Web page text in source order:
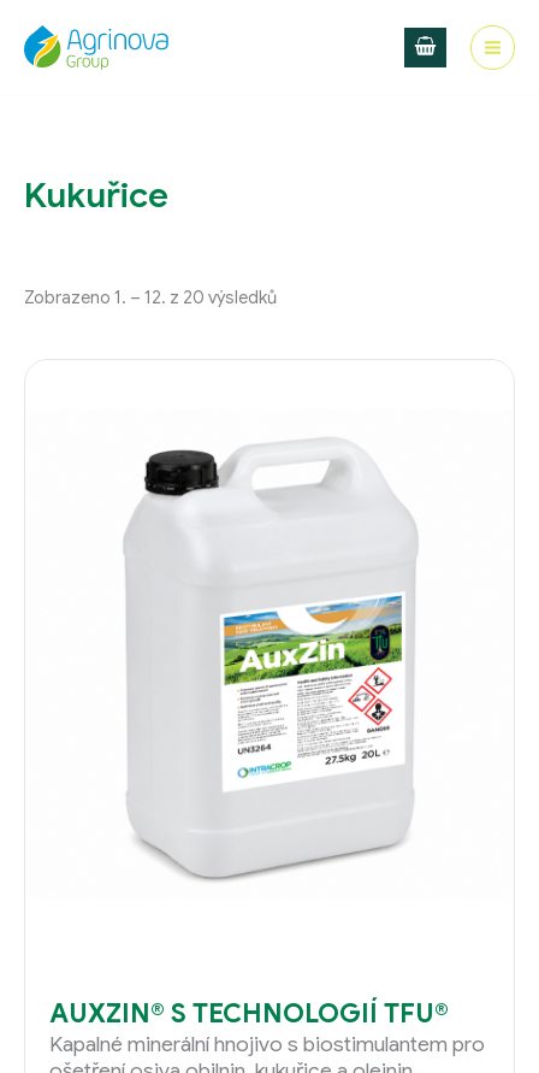
obsah
Kukuřice
Zobrazeno 1. – 12. z 20 výsledků
AUXZIN® S TECHNOLOGIÍ TFU®
Kapalné minerální hnojivo s biostimulantem pro